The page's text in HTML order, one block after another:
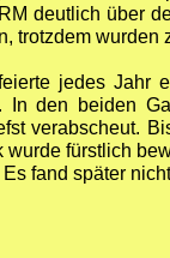
deutlich über
trotzdem
jedes Jahr
In den beiden
verabscheut.
fürstlich
fand später